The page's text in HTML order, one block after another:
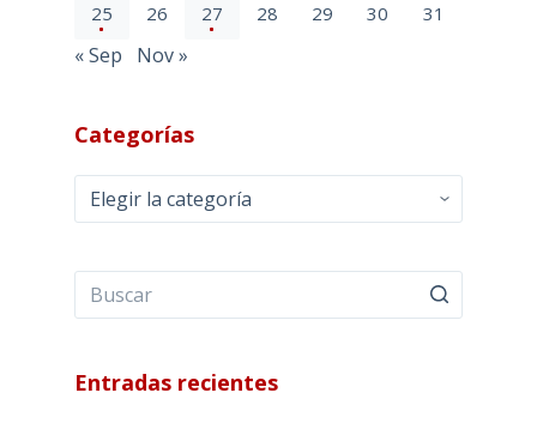
25 26 27 28 29 30 31
« Sep Nov »
Categorías
Categorías
Entradas recientes